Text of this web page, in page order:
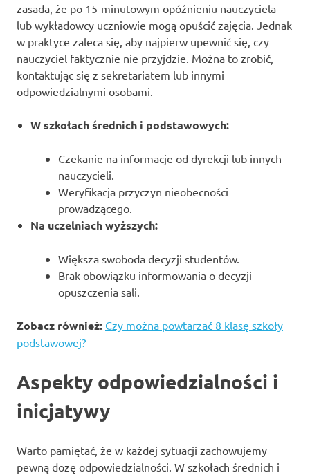
zasada, że po 15-minutowym opóźnieniu nauczyciela
lub wykładowcy uczniowie mogą opuścić zajęcia. Jednak
w praktyce zaleca się, aby najpierw upewnić się, czy
nauczyciel faktycznie nie przyjdzie. Można to zrobić,
kontaktując się z sekretariatem lub innymi
odpowiedzialnymi osobami.
W szkołach średnich i podstawowych:
Czekanie na informacje od dyrekcji lub innych
nauczycieli.
Weryfikacja przyczyn nieobecności
prowadzącego.
Na uczelniach wyższych:
Większa swoboda decyzji studentów.
Brak obowiązku informowania o decyzji
opuszczenia sali.
Zobacz również: Czy można powtarzać 8 klasę szkoły
podstawowej?
Aspekty odpowiedzialności i
inicjatywy
Warto pamiętać, że w każdej sytuacji zachowujemy
pewną dozę odpowiedzialności. W szkołach średnich i